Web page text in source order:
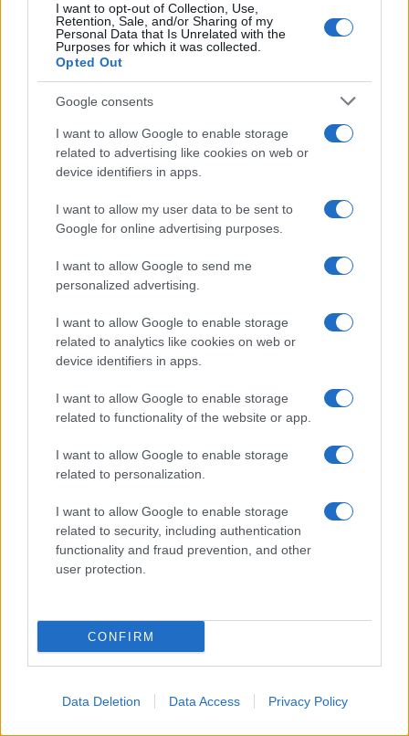
I want to opt-out of Collection, Use,
Retention, Sale, and/or Sharing of my
Personal Data that Is Unrelated with the
Purposes for which it was collected.
Opted Out
Google consents
I want to allow Google to enable storage
related to advertising like cookies on web or
device identifiers in apps.
I want to allow my user data to be sent to
Google for online advertising purposes.
I want to allow Google to send me
personalized advertising.
I want to allow Google to enable storage
related to analytics like cookies on web or
device identifiers in apps.
I want to allow Google to enable storage
related to functionality of the website or app.
I want to allow Google to enable storage
related to personalization.
I want to allow Google to enable storage
related to security, including authentication
functionality and fraud prevention, and other
user protection.
CONFIRM
Data Deletion Data Access Privacy Policy
Konoba Dida Pagsi trova in Staliste Ante
Starcevica, 62 Tel (+385) 989490888.
ristoranti di Pag Città dove mangiare bene
Konoba Bodulo (cucina tradizionale di carne e
pesce e cucina mediterranea)– Ul. Vangrada
pesce e cucina mediterranea)– Katine, 10 Tel
(+385) 993146233.
Ristorante Pizzeria Ankora (cucina
tradizionale di carne e pesce e cucina
mediterranea) – Dominikanski Trg, 1 Tel (+385)
Sullaspiaggia di Simunisi trovano due
molto buoni che consigliamo vivamente
Ribraska Koliba (cucina tradizionale di carne e
pesce, cucina mediterranea e grigliate)–
Simuni, 28/A Tel (+385) 91 3483982.